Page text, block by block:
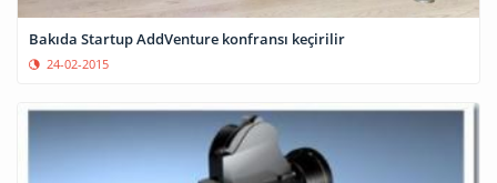
Bakıda Startup AddVenture konfransı keçirilir
24-02-2015